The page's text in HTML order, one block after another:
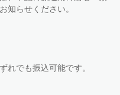
知らせください。
れでも振込可能です。